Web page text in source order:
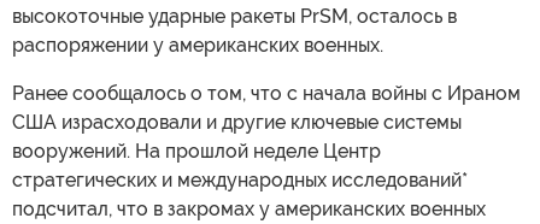
высокоточные ударные ракеты PrSM, осталось в
распоряжении у американских военных.
Ранее сообщалось о том, что с начала войны с Ираном
США израсходовали и другие ключевые системы
вооружений. На прошлой неделе Центр
стратегических и международных исследований*
подсчитал, что в закромах у американских военных